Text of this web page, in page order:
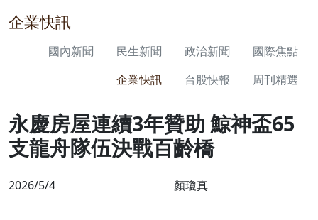
企業快訊
國內新聞 民生新聞 政治新聞
國際焦點
企業快訊
台股快報 周刊精選
永慶房屋連續3年贊助 鯨神盃65
支龍舟隊伍決戰百齡橋
2026/5/4 顏瓊真